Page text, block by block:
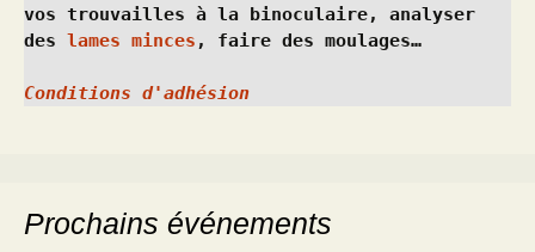
vos trouvailles à la binoculaire, analyser
des lames minces , faire des moulages…
Conditions d'adhésion
Prochains événements